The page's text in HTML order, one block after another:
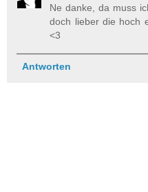
Ne danke, da muss
doch lieber die hoch
<3
Antworten